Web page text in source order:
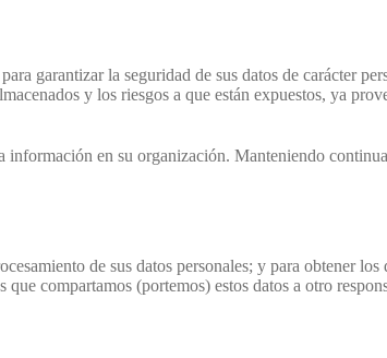
garantizar la seguridad de sus datos de carácter
y los riesgos a que están expuestos, ya
información en su organización. Manteniendo
de sus datos personales; y para obtener los
compartamos (portemos) estos datos a otro